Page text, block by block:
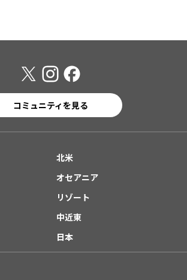
コミュニティを見る
北米
オセアニア
リゾート
中近東
日本